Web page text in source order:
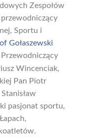
Zespołów
przewodniczący
Sportu i
Gołaszewski
Przewodniczący
Wincenciak,
Pan Piotr
pasjonat sportu,